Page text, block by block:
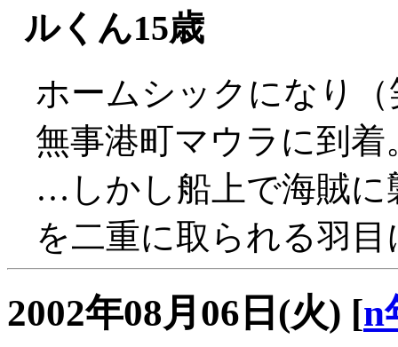
ルくん15歳
ホームシックになり
無事港町マウラに到着
…しかし船上で海賊に
を二重に取られる羽目
2002年08月06日(火) [n